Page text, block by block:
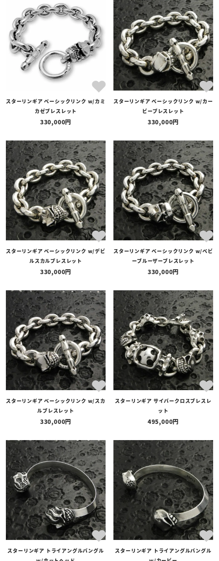
スターリンギア ベーシックリンク w/カミ
カゼブレスレット
330,000
スターリンギア ベーシックリンク w/カー
ビーブレスレット
330,000
スターリンギア ベーシックリンク w/デビ
ルスカルブレスレット
330,000
スターリンギア ベーシックリンク w/ベビ
ーブルーザーブレスレット
330,000
スターリンギア ベーシックリンク w/スカ
ルブレスレット
330,000
スターリンギア サイバークロスブレスレ
ット
495,000
スターリンギア トライアングルバングル
スターリンギア トライアングルバングル